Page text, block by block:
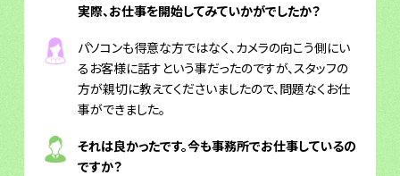
実際、お仕事を開始してみていかがでしたか？
パソコンも得意な方ではなく、カメラの向こう側にい
るお客様に話すという事だったのですが、スタッフの
方が親切に教えてくださいましたので、問題なくお仕
事ができました。
それは良かったです。今も事務所でお仕事しているの
ですか？